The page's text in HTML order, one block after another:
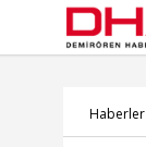
Haberler